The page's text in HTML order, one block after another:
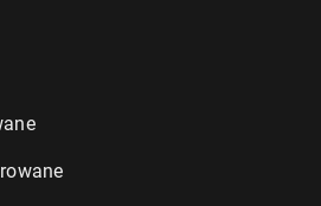
nowe legalne ścieżki azylu
za­ostrzy prze­pi­sy